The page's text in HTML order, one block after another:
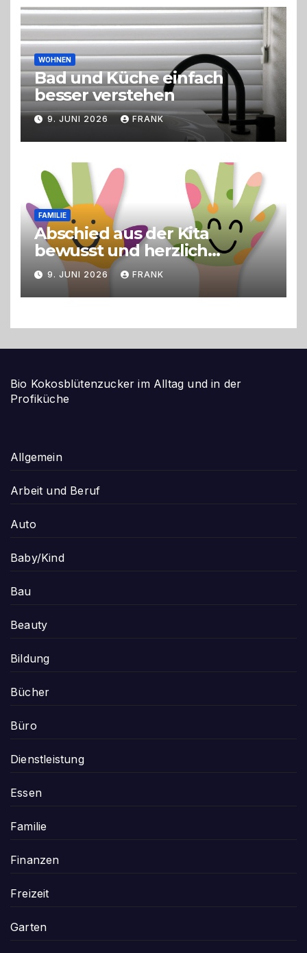
Live-Cooking
WOHNEN
Bad und Küche einfach
besser verstehen
9. JUNI 2026 FRANK
FAMILIE
Abschied aus der Kita
bewusst und herzlich
gestalten
9. JUNI 2026 FRANK
Bio Kokosblütenzucker im Alltag und in der
Profiküche
Allgemein
Arbeit und Beruf
Auto
Baby/Kind
Bau
Beauty
Bildung
Bücher
Büro
Dienstleistung
Essen
Familie
Finanzen
Freizeit
Garten